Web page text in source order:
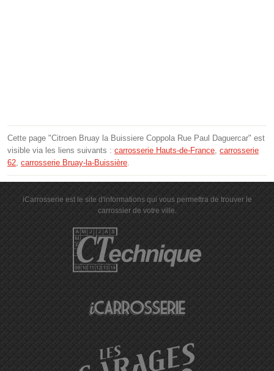
Cette page "Citroen Bruay la Buissiere Coppola Rue Paul Daguercar" est
visible via les liens suivants : carrosserie Hauts-de-France, carrosserie
62, carrosserie Bruay-la-Buissière.
iCarrosserie est le site d'informations qui vous permettra de trouver le
carrossier de votre ville.